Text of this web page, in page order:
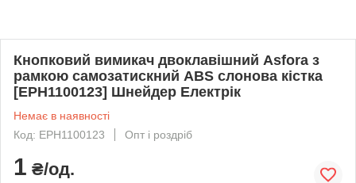
Кнопковий вимикач двоклавішний Asfora з
рамкою самозатискний ABS слонова кістка
[EPH1100123] Шнейдер Електрік
Немає в наявності
Код: EPH1100123
Опт і роздріб
1 ₴/од.